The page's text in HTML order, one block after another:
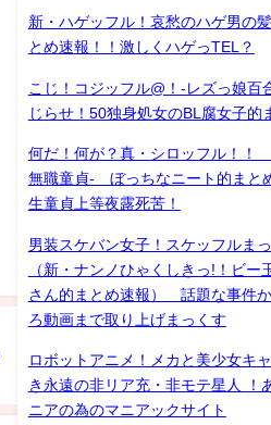
新・ハゲッフル！哀愁のハゲ男の
とめ速報！！激しくハゲっTEL？
こじ！コジッフル@！-レズっ娘百
じらせ！50独身処女のBL腐女子的
何だ！何が？真・シロッフル！
無職童貞- ぼっちなニート的まと
生童貞上等夜露死苦！
男装スケバン女子！スケッフルまっ
（新・ナンノひゃくしきっ!！ビー
さん的まとめ速報） 話題な事件か
ろ動画まで取り上げまっくす
ロボットアニメ！メカと美少女キ
き永遠の非リア充・非モテ星人 ！
ニアの為のマニアックサイト